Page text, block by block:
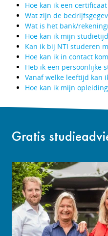
Hoe kan ik een
Wat zijn de
Wat is het bank/
Hoe kan ik mijn
Kan ik bij NTI studeren
Hoe kan ik in contact
Heb ik een persoonlijke
Vanaf welke leeftijd kan
Hoe kan ik mijn
Gratis